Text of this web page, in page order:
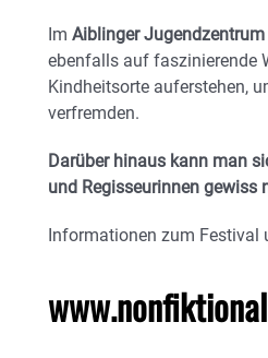
Im Aiblinger
ebenfalls auf faszinierende
Kindheitsorte auferstehen,
verfremden.
Darüber hinaus kann man
und Regisseurinnen
Informationen zum Festival